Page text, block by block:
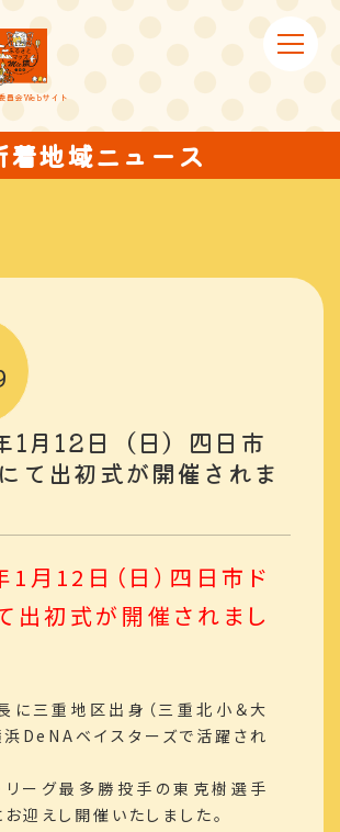
員会Webサイト
着地域ニュース
1月12日（日）四日市
て出初式が開催されま
月12日（日）四日市ド
出初式が開催されまし
に三重地区出身（三重北小＆大
浜DeNAベイスターズで活躍され
リーグ最多勝投手の東克樹選手
迎えし開催いたしました。